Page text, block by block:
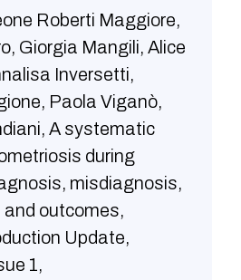
Roberti Maggiore,
Giorgia Mangili, Alice
Inversetti,
Paola Viganò,
A systematic
during
misdiagnosis,
outcomes,
Update,
1,